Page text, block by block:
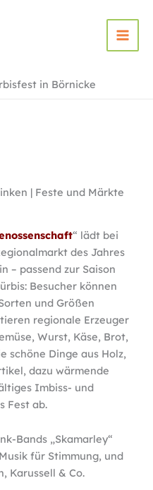
in Börnicke
| Feste und Märkte
“ lädt bei
des Jahres
– passend zur Saison
Besucher können
und Größen
regionale Erzeuger
Wurst, Käse, Brot,
schöne Dinge aus Holz,
dazu wärmende
Imbiss- und
Fest ab.
Bands „Skamarley“
für Stimmung, und
Karussell & Co.